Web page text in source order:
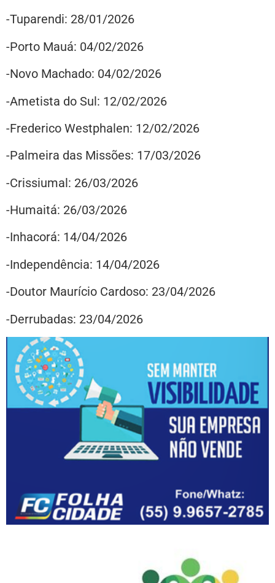
-Tuparendi: 28/01/2026
-Porto Mauá: 04/02/2026
-Novo Machado: 04/02/2026
-Ametista do Sul: 12/02/2026
-Frederico Westphalen: 12/02/2026
-Palmeira das Missões: 17/03/2026
-Crissiumal: 26/03/2026
-Humaitá: 26/03/2026
-Inhacorá: 14/04/2026
-Independência: 14/04/2026
-Doutor Maurício Cardoso: 23/04/2026
-Derrubadas: 23/04/2026